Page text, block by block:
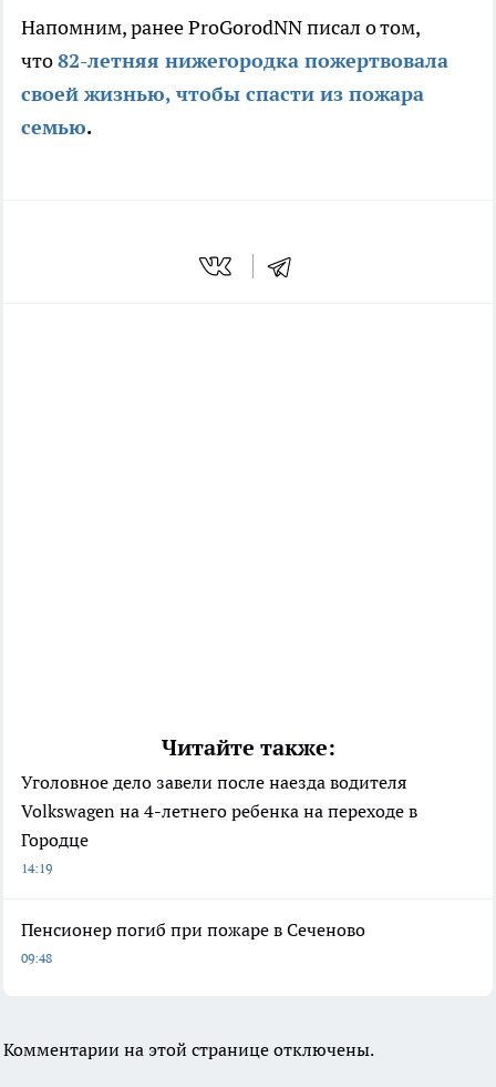
Напомним, ранее ProGorodNN писал о том,
что82-летняя нижегородка пожертвовала
своей жизнью, чтобы спасти из пожара
семью.
Читайте также:
Уголовное дело завели после наезда водителя
Volkswagen на 4-летнего ребенка на переходе в
Городце
14:19
Пенсионер погиб при пожаре в Сеченово
09:48
Комментарии на этой странице отключены.